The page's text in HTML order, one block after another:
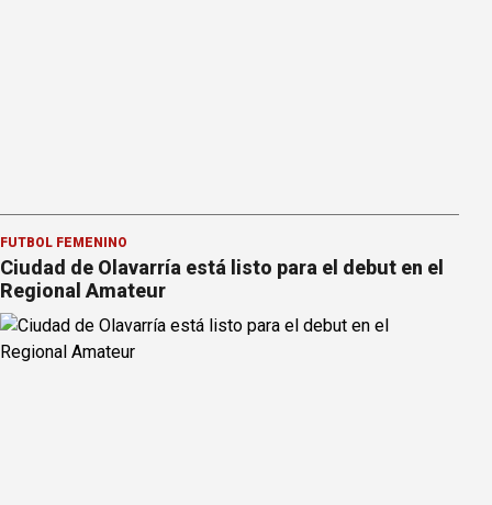
FÚTBOL FEMENINO
Ciudad de Olavarría está listo para el debut en el
Regional Amateur